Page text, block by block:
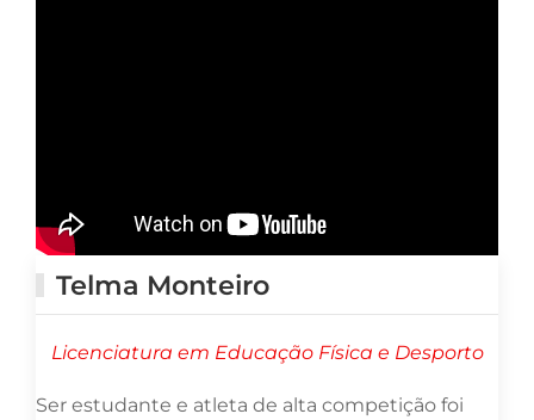
Telma Monteiro
Licenciatura em Educação Física e Desporto
Ser estudante e atleta de alta competição foi